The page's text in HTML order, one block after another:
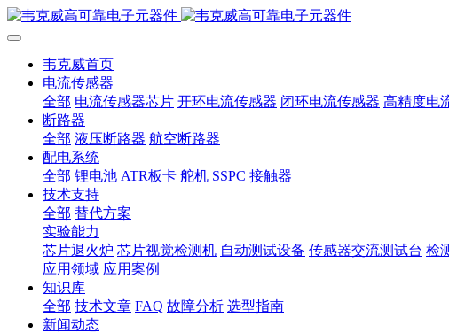
韦克威首页
电流传感器
全部 电流传感器芯片 开环电流传感器 闭环电流传感器 高精度电
断路器
全部 液压断路器 航空断路器
配电系统
全部 锂电池 ATR板卡 舵机 SSPC 接触器
技术支持
全部 替代方案
实验能力
芯片退火炉 芯片视觉检测机 自动测试设备 传感器交流测试台 检
应用领域 应用案例
知识库
全部 技术文章 FAQ 故障分析 选型指南
新闻动态